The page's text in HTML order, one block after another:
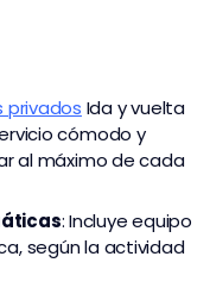
privados Ida y vuelta
cómodo y
al máximo de cada
: Incluye equipo
según la actividad